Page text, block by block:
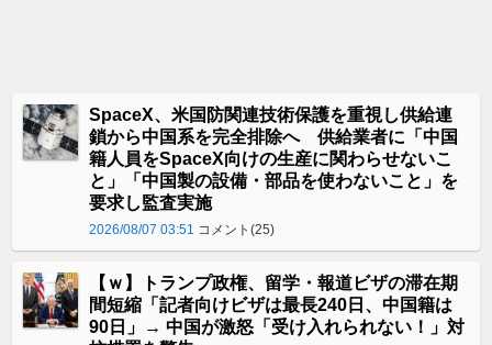
SpaceX、米国防関連技術保護を重視し供給連
鎖から中国系を完全排除へ 供給業者に「中国
籍人員をSpaceX向けの生産に関わらせないこ
と」「中国製の設備・部品を使わないこと」を
要求し監査実施
2026/08/07 03:51 コメント(25)
【ｗ】トランプ政権、留学・報道ビザの滞在期
間短縮「記者向けビザは最長240日、中国籍は
90日」→ 中国が激怒「受け​入れられない！」対